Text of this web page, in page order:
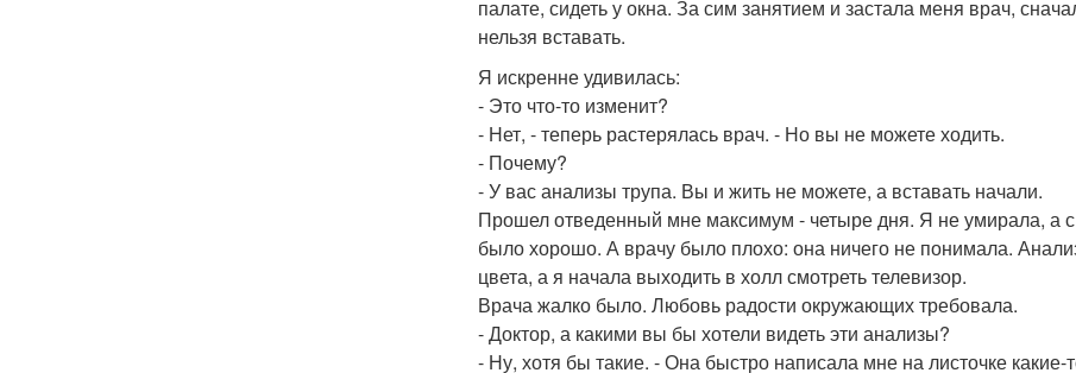
палате, сидеть у окна. За сим занятием и застала меня врач,
нельзя вставать.
Я искренне удивилась:
- Это что-то изменит?
- Нет, - теперь растерялась врач. - Но вы не можете ходить.
- Почему?
- У вас анализы трупа. Вы и жить не можете, а вставать начали.
Прошел отведенный мне максимум - четыре дня. Я не умирала, а
было хорошо. А врачу было плохо: она ничего не понимала.
цвета, а я начала выходить в холл смотреть телевизор.
Врача жалко было. Любовь радости окружающих требовала.
- Доктор, а какими вы бы хотели видеть эти анализы?
- Ну, хотя бы такие. - Она быстро написала мне на листочке